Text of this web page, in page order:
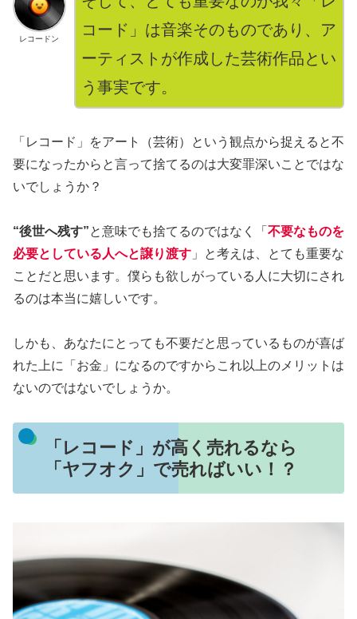
レコードン
コード」は音楽そのものであり、ア
ーティストが作成した芸術作品とい
う事実です。
「レコード」をアート（芸術）という観点から捉えると不
要になったからと言って捨てるのは大変罪深いことではな
いでしょうか？
“後世へ残す”と意味でも捨てるのではなく「 不要なものを
必要としている人へと譲り渡す 」と考えは、とても重要な
ことだと思います。僕らも欲しがっている人に大切にされ
るのは本当に嬉しいです。
しかも、あなたにとっても不要だと思っているものが喜ば
れた上に「お金」になるのですからこれ以上のメリットは
ないのではないでしょうか。
「レコード」が高く売れるなら
「ヤフオク」で売ればいい！？